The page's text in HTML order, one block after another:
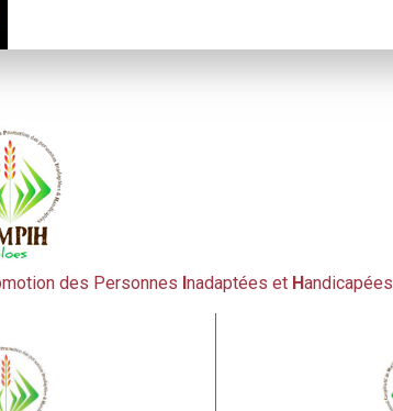
des Personnes nadaptées et Handicapées